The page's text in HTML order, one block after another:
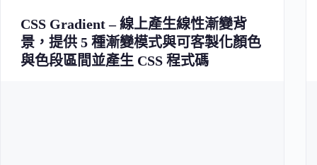
CSS Gradient – 線上產生線性漸變背
景，提供 5 種漸變模式與可客製化顏色
與色段區間並產生 CSS 程式碼